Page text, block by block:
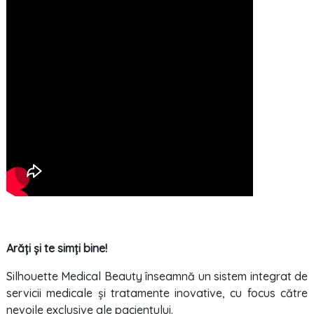
Arăți și te simți bine!
Silhouette Medical Beauty înseamnă un sistem integrat de
servicii medicale și tratamente inovative, cu focus către
nevoile exclusive ale pacientului.